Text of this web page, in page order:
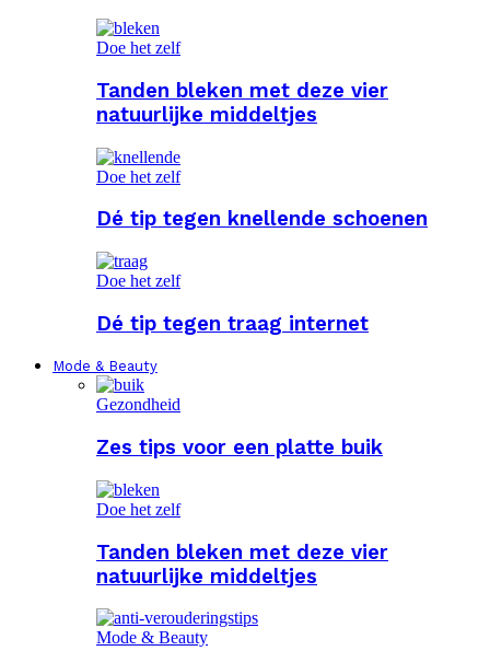
Doe het zelf
Tanden bleken met deze vier
natuurlijke middeltjes
Doe het zelf
Dé tip tegen knellende schoenen
Doe het zelf
Dé tip tegen traag internet
Mode & Beauty
Gezondheid
Zes tips voor een platte buik
Doe het zelf
Tanden bleken met deze vier
natuurlijke middeltjes
Mode & Beauty